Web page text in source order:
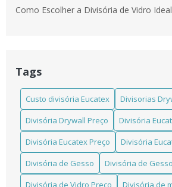
Como Escolher a Divisória de Vidro
Como escolher a Divisória Eucatex para
Como escolher a melhor divisória de
seu ambiente
Como Escolher Divisórias Comerciais
Espaço
Tags
Custo divisória Eucatex
Divisorias
Divisória Drywall Preço
Divisória
Divisória Eucatex Preço
Divisória
Divisória de Gesso
Divisória de